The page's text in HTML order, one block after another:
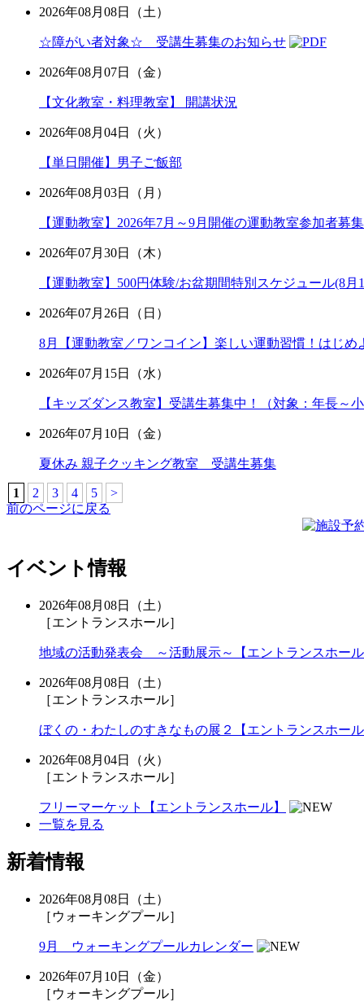
2026年08月08日（土）
☆障がい者対象☆ 受講生募集のお知らせ
2026年08月07日（金）
【文化教室・料理教室】 開講状況
2026年08月04日（火）
【単日開催】男子ご飯部
2026年08月03日（月）
【運動教室】2026年7月～9月開催の運動教室参加者募集
2026年07月30日（木）
【運動教室】500円体験/お盆期間特別スケジュール(8月
2026年07月26日（日）
8月【運動教室／ワンコイン】楽しい運動習慣！はじめ
2026年07月15日（水）
【キッズダンス教室】受講生募集中！（対象：年長～
2026年07月10日（金）
夏休み 親子クッキング教室 受講生募集
1 2 3 4 5
>
前のページに戻る
イベント情報
2026年08月08日（土）
［エントランスホール］
地域の活動発表会 ～活動展示～【エントランスホー
2026年08月08日（土）
［エントランスホール］
ぼくの・わたしのすきなもの展２【エントランスホー
2026年08月04日（火）
［エントランスホール］
フリーマーケット【エントランスホール】
一覧を見る
新着情報
2026年08月08日（土）
［ウォーキングプール］
9月 ウォーキングプールカレンダー
2026年07月10日（金）
［ウォーキングプール］